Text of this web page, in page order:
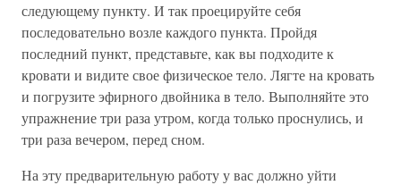
следующему пункту. И так проецируйте себя
последовательно возле каждого пункта. Пройдя
последний пункт, представьте, как вы подходите к
кровати и видите свое физическое тело. Лягте на кровать
и погрузите эфирного двойника в тело. Выполняйте это
упражнение три раза утром, когда только проснулись, и
три раза вечером, перед сном.
На эту предварительную работу у вас должно уйти